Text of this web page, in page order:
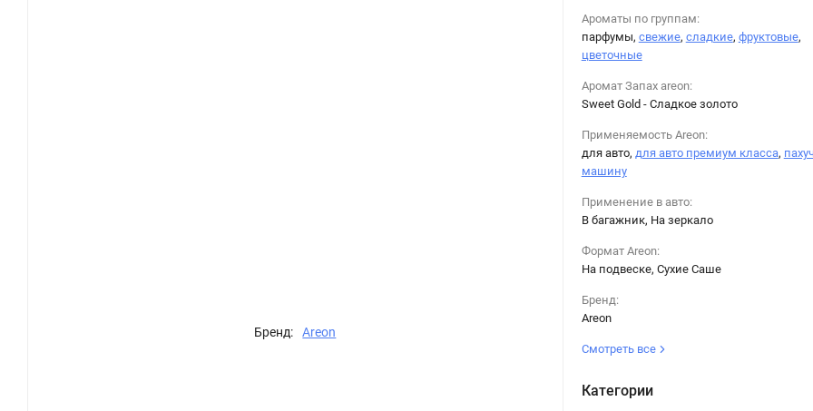
Бренд: Areon
Ароматы по группам:
парфумы, свежие, сладкие, фруктовые,
цветочные
Аромат Запах areon:
Sweet Gold​ - Сладкое золото
Применяемость Areon:
для авто, для авто премиум класса,
машину
Применение в авто:
В багажник, На зеркало
Формат Areon:
На подвеске, Сухие Саше
Бренд:
Areon
Смотреть все
Категории